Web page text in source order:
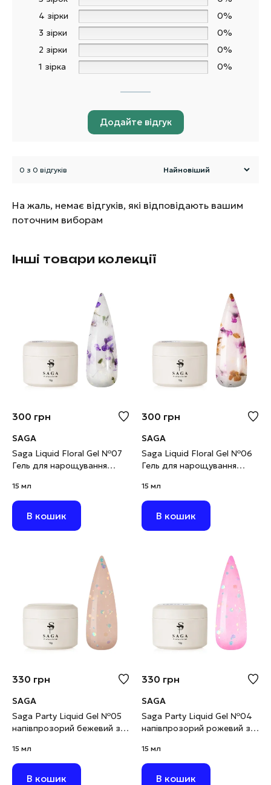
4 зірки
0%
3 зірки
0%
2 зірки
0%
1 зірка
0%
Додайте відгук
0 з 0 відгуків
На жаль, немає відгуків, які відповідають вашим
поточним виборам
Інші товари колекції
300 грн
SAGA
Saga Liquid Floral Gel №07
Гель для нарощування
сухоцвітами, 15 мл
15 мл
В кошик
300 грн
SAGA
Saga Liquid Floral Gel №06
Гель для нарощування
фіолетовими сухоцвітами,
15 мл
15 мл
В кошик
330 грн
SAGA
Saga Party Liquid Gel №05
напівпрозорий бежевий з
15 мл
В кошик
330 грн
SAGA
Saga Party Liquid Gel №04
напівпрозорий рожевий з
15 мл
В кошик